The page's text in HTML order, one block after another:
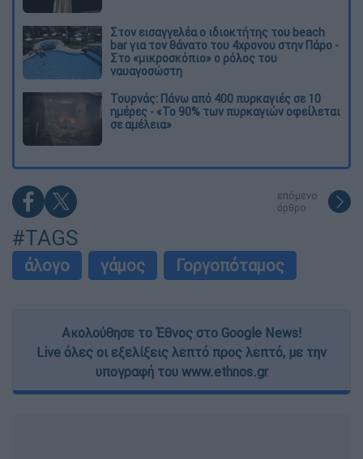
Στον εισαγγελέα ο ιδιοκτήτης του beach
bar για τον θάνατο του 4χρονου στην Πάρο -
Στο «μικροσκόπιο» ο ρόλος του
ναυαγοσώστη
Τουρνάς: Πάνω από 400 πυρκαγιές σε 10
ημέρες - «Το 90% των πυρκαγιών οφείλεται
σε αμέλεια»
επόμενο
άρθρο
#TAGS
άλογο γάμος Γοργοπόταμος
Ακολούθησε το Έθνος στο Google News!
Live όλες οι εξελίξεις λεπτό προς λεπτό, με την
υπογραφή του www.ethnos.gr